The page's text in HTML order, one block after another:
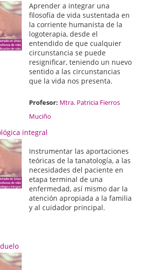
Aprender a integrar una
filosofía de vida sustentada en
la corriente humanista de la
logoterapia, desde el
entendido de que cualquier
circunstancia se puede
resignificar, teniendo un nuevo
sentido a las circunstancias
que la vida nos presenta.
Profesor: Mtra. Patricia Fierros
Muciño
integral
Instrumentar las aportaciones
teóricas de la tanatología, a las
necesidades del paciente en
etapa terminal de una
enfermedad, así mismo dar la
atención apropiada a la familia
y al cuidador principal.